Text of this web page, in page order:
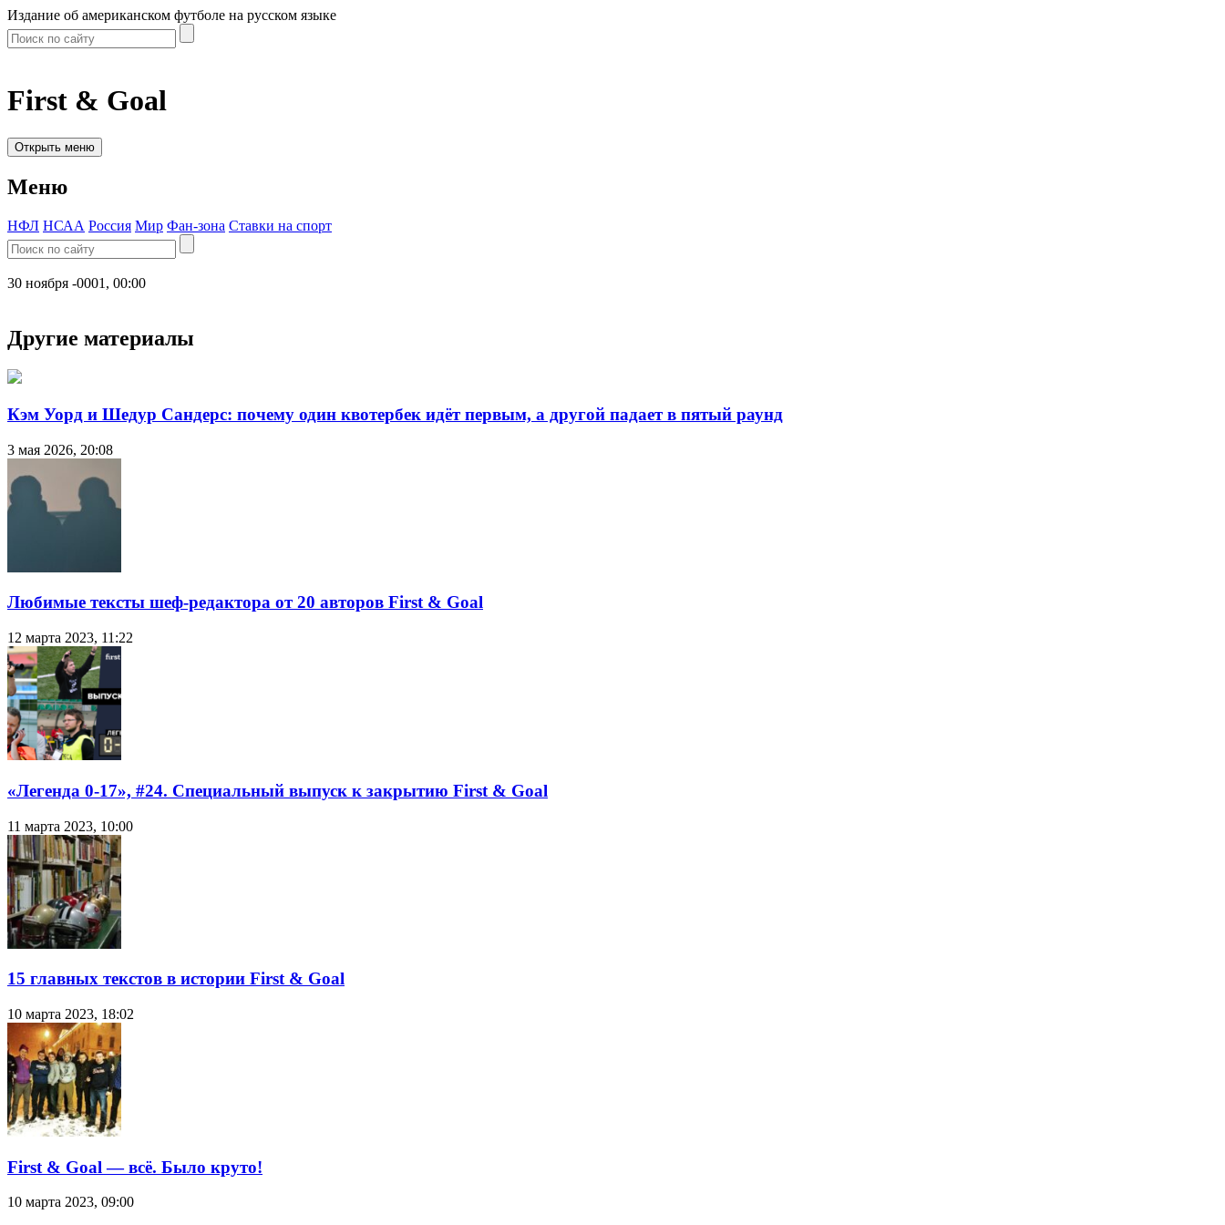
Издание об американском футболе на русском языке
First & Goal
Открыть меню
Меню
НФЛ НСАА Россия Мир Фан-зона Ставки на спорт
30 ноября -0001, 00:00
Другие материалы
Кэм Уорд и Шедур Сандерс: почему один квотербек идёт первым, а другой падает в пятый раунд
3 мая 2026, 20:08
Любимые тексты шеф-редактора от 20 авторов First & Goal
12 марта 2023, 11:22
«Легенда 0-17», #24. Специальный выпуск к закрытию First & Goal
11 марта 2023, 10:00
15 главных текстов в истории First & Goal
10 марта 2023, 18:02
First & Goal — всё. Было круто!
10 марта 2023, 09:00